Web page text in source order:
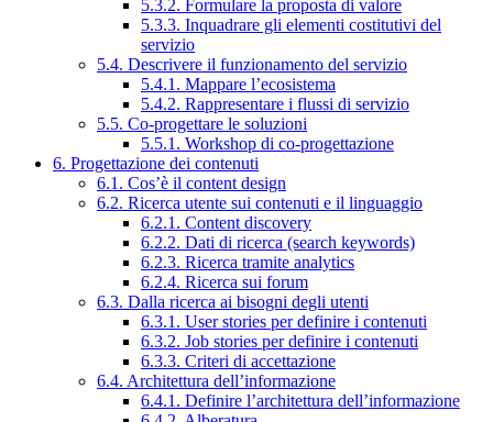
5.3.2. Formulare la proposta di valore
5.3.3. Inquadrare gli elementi costitutivi del
servizio
5.4. Descrivere il funzionamento del servizio
5.4.1. Mappare l’ecosistema
5.4.2. Rappresentare i flussi di servizio
5.5. Co-progettare le soluzioni
5.5.1. Workshop di co-progettazione
6. Progettazione dei contenuti
6.1. Cos’è il content design
6.2. Ricerca utente sui contenuti e il linguaggio
6.2.1. Content discovery
6.2.2. Dati di ricerca (search keywords)
6.2.3. Ricerca tramite analytics
6.2.4. Ricerca sui forum
6.3. Dalla ricerca ai bisogni degli utenti
6.3.1. User stories per definire i contenuti
6.3.2. Job stories per definire i contenuti
6.3.3. Criteri di accettazione
6.4. Architettura dell’informazione
6.4.1. Definire l’architettura dell’informazione